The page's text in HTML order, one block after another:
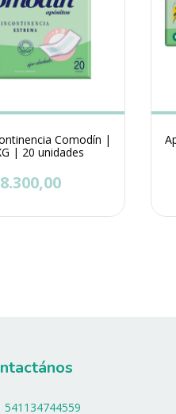
Comodín |
| 20 unidades
541134744559